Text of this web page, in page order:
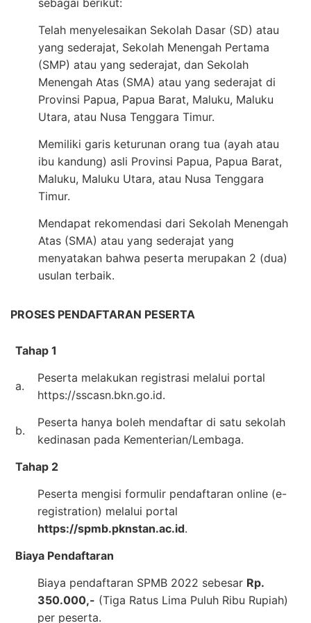
Telah menyelesaikan Sekolah Dasar (SD) atau
yang sederajat, Sekolah Menengah Pertama
(SMP) atau yang sederajat, dan Sekolah
Menengah Atas (SMA) atau yang sederajat di
Provinsi Papua, Papua Barat, Maluku, Maluku
Utara, atau Nusa Tenggara Timur.
Memiliki garis keturunan orang tua (ayah atau
ibu kandung) asli Provinsi Papua, Papua Barat,
Maluku, Maluku Utara, atau Nusa Tenggara
Timur.
Mendapat rekomendasi dari Sekolah Menengah
Atas (SMA) atau yang sederajat yang
menyatakan bahwa peserta merupakan 2 (dua)
usulan terbaik.
PROSES PENDAFTARAN PESERTA
Tahap 1
a.
Peserta melakukan registrasi melalui portal
https://sscasn.bkn.go.id.
b.
Peserta hanya boleh mendaftar di satu sekolah
kedinasan pada Kementerian/Lembaga.
Tahap 2
Peserta mengisi formulir pendaftaran online (e-
registration) melalui portal
https://spmb.pknstan.ac.id.
Biaya Pendaftaran
Biaya pendaftaran SPMB 2022 sebesar Rp.
350.000,- (Tiga Ratus Lima Puluh Ribu Rupiah)
per peserta.